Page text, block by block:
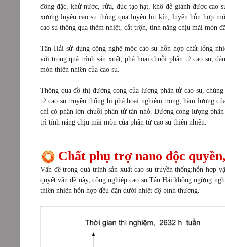
đông đặc, khử nước, rửa, đúc tạo hạt, khô để giành được cao
xưởng luyện cao su thông qua luyện bịt kín, luyện hỗn hợp
cao su thông qua thêm nhiệt, cắt trộn, tính năng chịu mài mòn
Tân Hải sử dụng công nghệ mộc cao su hỗn hợp chất lỏng
với trong quá trình sản xuất, phá hoại chuỗi phân tử cao su,
mòn thiên nhiên của cao su.
Thông qua đồ thị đường cong của lượng phân tử cao su,
tử cao su truyền thống bị phá hoại nghiêm trọng, hàm lượng
chỉ có phần lớn chuỗi phân tử tán nhỏ. Đường cong lượng
trì tính năng chịu mài mòn của phân tử cao su thiên nhiên.
Chất phụ trợ nano độc
Vấn đề trong quá trình sản xuất cao su truyền thống:hỗn hợp
quyết vấn đề này, công nghiệp cao su Tân Hải không ngừng
thiên nhiên hỗn hợp đều đặn dưới nhiệt độ bình thường.